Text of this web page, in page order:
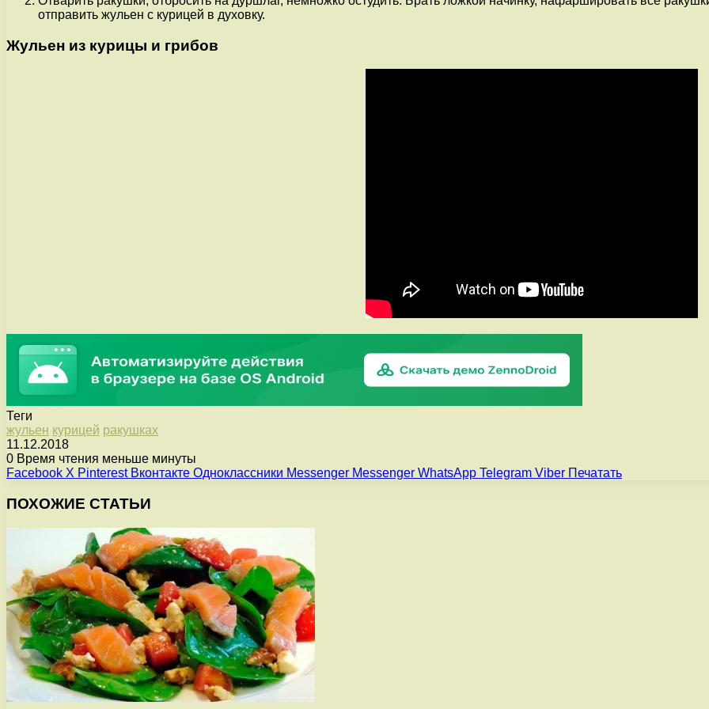
отправить жульен с курицей в духовку.
Жульен из курицы и грибов
Теги
жульен курицей ракушках
11.12.2018
0 Время чтения меньше минуты
Facebook X Pinterest Вконтакте Одноклассники Messenger Messenger WhatsApp Telegram Viber Печатать
ПОХОЖИЕ СТАТЬИ